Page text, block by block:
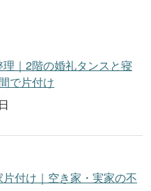
｜2階の婚礼タンスと寝
で片付け
付け｜空き家・実家の不